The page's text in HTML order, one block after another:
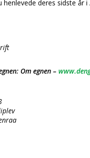
henlevede deres sidste
Om egnen –